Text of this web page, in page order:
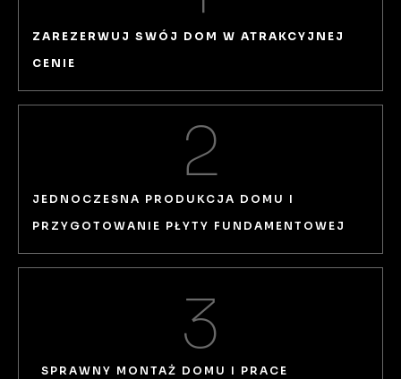
ZAREZERWUJ SWÓJ DOM W ATRAKCYJNEJ
CENIE
JEDNOCZESNA PRODUKCJA DOMU I
PRZYGOTOWANIE PŁYTY FUNDAMENTOWEJ​
2
SPRAWNY MONTAŻ DOMU I PRACE
3